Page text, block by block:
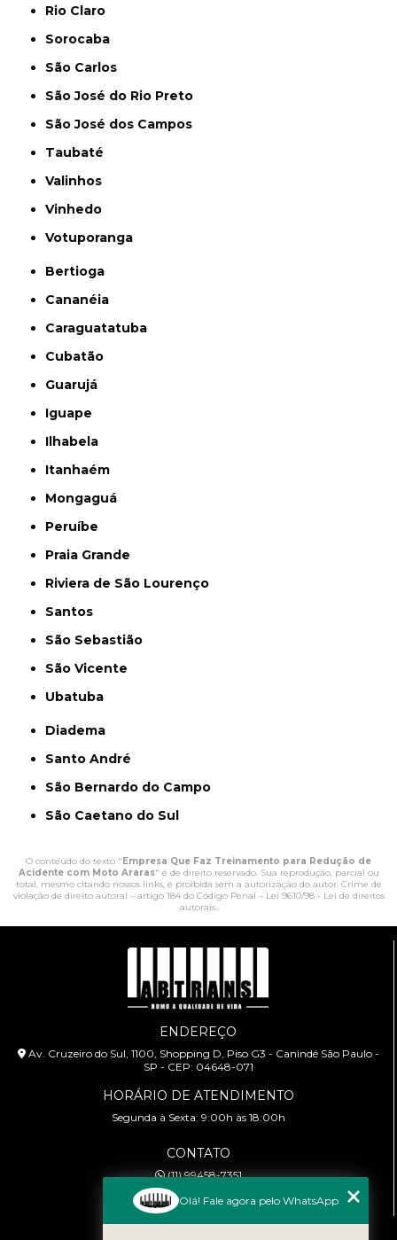
Rio Claro
Sorocaba
São Carlos
São José do Rio Preto
São José dos Campos
Taubaté
Valinhos
Vinhedo
Votuporanga
Bertioga
Cananéia
Caraguatatuba
Cubatão
Guarujá
Iguape
Ilhabela
Itanhaém
Mongaguá
Peruíbe
Praia Grande
Riviera de São Lourenço
Santos
São Sebastião
São Vicente
Ubatuba
Diadema
Santo André
São Bernardo do Campo
São Caetano do Sul
O conteúdo do texto " Empresa Que Faz Treinamento para Redução de
Acidente com Moto Araras" é de direito reservado. Sua reprodução, parcial ou
total, mesmo citando nossos links, é proibida sem a autorização do autor. Crime de
violação de direito autoral – artigo 184 do Código Penal – Lei 9610/98 - Lei de direitos
autorais.
ENDEREÇO
Av. Cruzeiro do Sul, 1100, Shopping D, Piso G3 - Canindé São Paulo -
SP - CEP: 04648-071
HORÁRIO DE ATENDIMENTO
Segunda à Sexta: 9:00h às 18:00h
CONTATO
(11) 99458-7351
cursoabtrans@gmail.com
Olá! Fale agora pelo WhatsApp